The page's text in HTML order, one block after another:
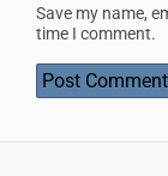
Save my name,
time I comment.